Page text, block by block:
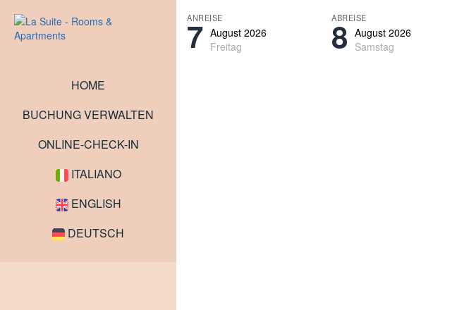
HOME
BUCHUNG VERWALTEN
ONLINE-CHECK-IN
ITALIANO
ENGLISH
DEUTSCH
ANREISE
7 August 2026
Freitag
ABREISE
8 August 2026
Samstag